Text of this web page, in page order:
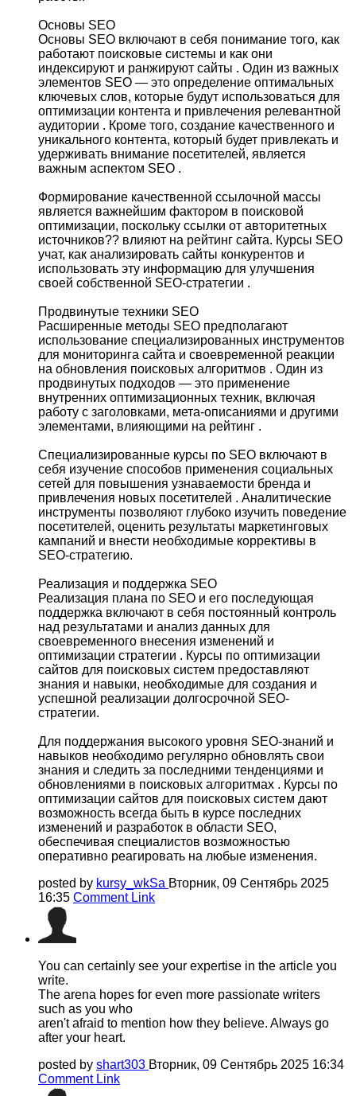
Основы SEO
Основы SEO включают в себя понимание того, как
работают поисковые системы и как они
индексируют и ранжируют сайты . Один из важных
элементов SEO — это определение оптимальных
ключевых слов, которые будут использоваться для
оптимизации контента и привлечения релевантной
аудитории . Кроме того, создание качественного и
уникального контента, который будет привлекать и
удерживать внимание посетителей, является
важным аспектом SEO .
Формирование качественной ссылочной массы
является важнейшим фактором в поисковой
оптимизации, поскольку ссылки от авторитетных
источников?? влияют на рейтинг сайта. Курсы SEO
учат, как анализировать сайты конкурентов и
использовать эту информацию для улучшения
своей собственной SEO-стратегии .
Продвинутые техники SEO
Расширенные методы SEO предполагают
использование специализированных инструментов
для мониторинга сайта и своевременной реакции
на обновления поисковых алгоритмов . Один из
продвинутых подходов — это применение
внутренних оптимизационных техник, включая
работу с заголовками, мета-описаниями и другими
элементами, влияющими на рейтинг .
Специализированные курсы по SEO включают в
себя изучение способов применения социальных
сетей для повышения узнаваемости бренда и
привлечения новых посетителей . Аналитические
инструменты позволяют глубоко изучить поведение
посетителей, оценить результаты маркетинговых
кампаний и внести необходимые коррективы в
SEO-стратегию.
Реализация и поддержка SEO
Реализация плана по SEO и его последующая
поддержка включают в себя постоянный контроль
над результатами и анализ данных для
своевременного внесения изменений и
оптимизации стратегии . Курсы по оптимизации
сайтов для поисковых систем предоставляют
знания и навыки, необходимые для создания и
успешной реализации долгосрочной SEO-
стратегии.
Для поддержания высокого уровня SEO-знаний и
навыков необходимо регулярно обновлять свои
знания и следить за последними тенденциями и
обновлениями в поисковых алгоритмах . Курсы по
оптимизации сайтов для поисковых систем дают
возможность всегда быть в курсе последних
изменений и разработок в области SEO,
обеспечивая специалистов возможностью
оперативно реагировать на любые изменения.
posted by kursy_wkSa Вторник, 09 Сентябрь 2025
16:35 Comment Link
You can certainly see your expertise in the article you
write.
The arena hopes for even more passionate writers
such as you who
aren't afraid to mention how they believe. Always go
after your heart.
posted by shart303 Вторник, 09 Сентябрь 2025 16:34
Comment Link